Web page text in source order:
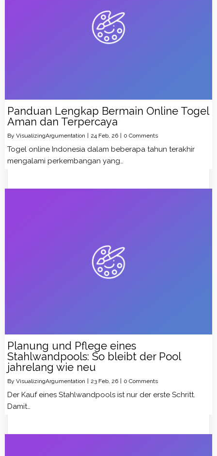
Panduan Lengkap Bermain Online Togel
Aman dan Terpercaya
By VisualizingArgumentation 24 Feb, 26 0 Comments
Togel online Indonesia dalam beberapa tahun terakhir
mengalami perkembangan yang…
Planung und Pflege eines
Stahlwandpools: So bleibt der Pool
jahrelang wie neu
By VisualizingArgumentation | 23 Feb, 26 | 0 Comments
Der Kauf eines Stahlwandpools ist nur der erste Schritt.
Damit…